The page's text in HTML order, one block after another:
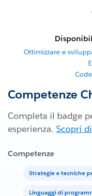
Ottimizzare e
Competenze
Completa il badge
esperienza. Scopri
Competenze
Strategie e tecniche
Linguaggi di